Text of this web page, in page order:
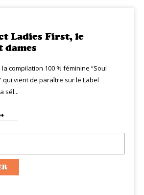
Ladies First, le
dames
compilation 100 % féminine “Soul
qui vient de paraître sur le Label
sél...